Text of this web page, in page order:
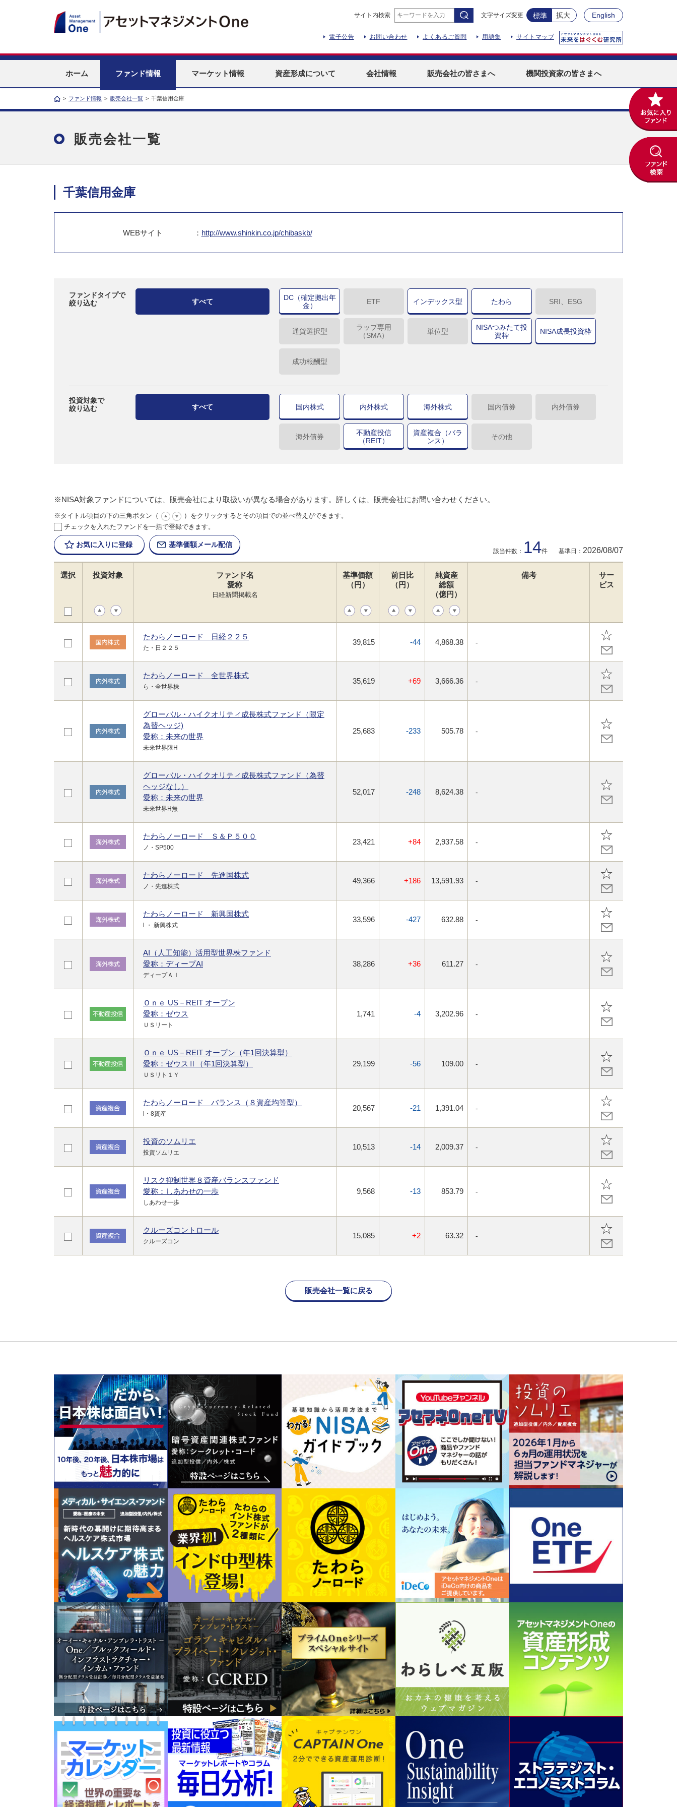
サイト内検索 文字サイズ変更 標準 拡大 English
電子公告 お問い合わせ よくあるご質問 用語集 サイトマップ
ホーム ファンド情報 マーケット情報 資産形成について 会社情報 販売会社の皆さまへ 機関投資家の皆さまへ
> ファンド情報 > 販売会社一覧 > 千葉信用金庫
販売会社一覧
千葉信用金庫
WEBサイト ： http://www.shinkin.co.jp/chibaskb/
ファンドタイプで
絞り込む
すべて
DC（確定拠出年
金）
ETF インデックス型 たわら SRI、ESG
通貨選択型
ラップ専用
（SMA）
単位型
NISAつみたて投
資枠
NISA成長投資枠
成功報酬型
投資対象で
絞り込む
すべて 国内株式 内外株式 海外株式 国内債券 内外債券
海外債券
不動産投信
（REIT）
資産複合（バラ
ンス）
その他
※NISA対象ファンドについては、販売会社により取扱いが異なる場合があります。詳しくは、販売会社にお問い合わせください。
※タイトル項目の下の三角ボタン（
）をクリックするとその項目での並べ替えができます。
チェックを入れたファンドを一括で登録できます。
お気に入りに登録 基準価額メール配信
該当件数： 14件 基準日： 2026/08/07
選択 投資対象
ファンド名
愛称
日経新聞掲載名
基準価額
（円）
前日比
（円）
純資産
総額
（億円）
備考
サー
ビス
たわらノーロード 日経２２５
た・日２２５
39,815 -44 4,868.38 -
たわらノーロード 全世界株式
ら・全世界株
35,619 +69 3,666.36 -
グローバル・ハイクオリティ成長株式ファンド（限定
為替ヘッジ)
愛称：未来の世界
未来世界限H
25,683 -233 505.78 -
グローバル・ハイクオリティ成長株式ファンド（為替
ヘッジなし）
愛称：未来の世界
未来世界H無
52,017 -248 8,624.38 -
たわらノーロード Ｓ＆Ｐ５００
ノ・SP500
23,421 +84 2,937.58 -
たわらノーロード 先進国株式
ノ・先進株式
49,366 +186 13,591.93 -
たわらノーロード 新興国株式
l ・ 新興株式
33,596 -427 632.88 -
AI（人工知能）活用型世界株ファンド
愛称：ディープAI
ディープＡＩ
38,286 +36 611.27 -
Ｏｎｅ US－REIT オープン
愛称：ゼウス
ＵＳリート
1,741 -4 3,202.96 -
Ｏｎｅ US－REIT オープン（年1回決算型）
愛称：ゼウスⅡ（年1回決算型）
ＵＳリト１Ｙ
29,199 -56 109.00 -
たわらノーロード バランス（８資産均等型）
l・8資産
20,567 -21 1,391.04 -
投資のソムリエ
投資ソムリエ
10,513 -14 2,009.37 -
リスク抑制世界８資産バランスファンド
愛称：しあわせの一歩
しあわせ一歩
9,568 -13 853.79 -
クルーズコントロール
クルーズコン
15,085 +2 63.32 -
販売会社一覧に戻る